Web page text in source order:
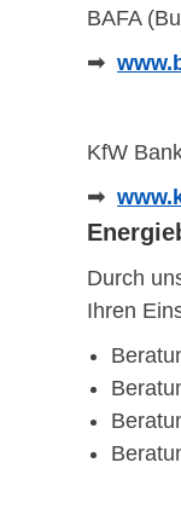
BAFA
➟
KfW
➟
Durch
Ihren